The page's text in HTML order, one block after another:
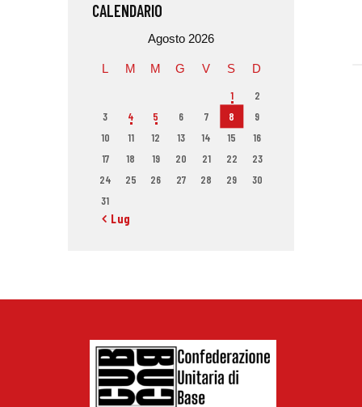
CALENDARIO
Agosto 2026
L M M G V S D
1
2
3
4 5 6 7 8
9
10
11 12 13 14 15
16
17
18 19 20 21 22
23
24
25 26 27 28 29
30
31
« Lug